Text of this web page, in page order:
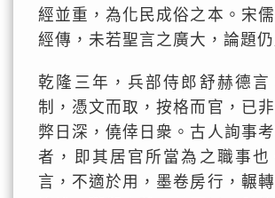
經並重，為化民成俗之本。宋
經傳，未若聖言之廣大，論題仍
乾隆三年，兵部侍郎舒赫德言
制，憑文而取，按格而官，已
弊日深，僥倖日衆。古人詢事
者，即其居官所當為之職事也
言，不適於用，墨卷房行，輾